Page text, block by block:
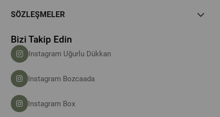
SÖZLEŞMELER
Bizi Takip Edin
Instagram Uğurlu Dükkan
Instagram Bozcaada
Instagram Box